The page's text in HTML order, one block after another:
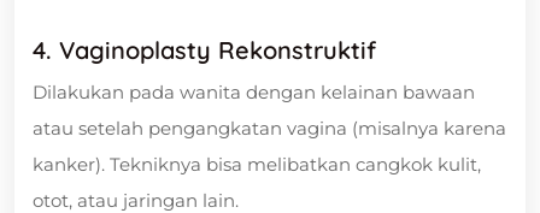
4. Vaginoplasty Rekonstruktif
Dilakukan pada wanita dengan kelainan bawaan
atau setelah pengangkatan vagina (misalnya karena
kanker). Tekniknya bisa melibatkan cangkok kulit,
otot, atau jaringan lain.